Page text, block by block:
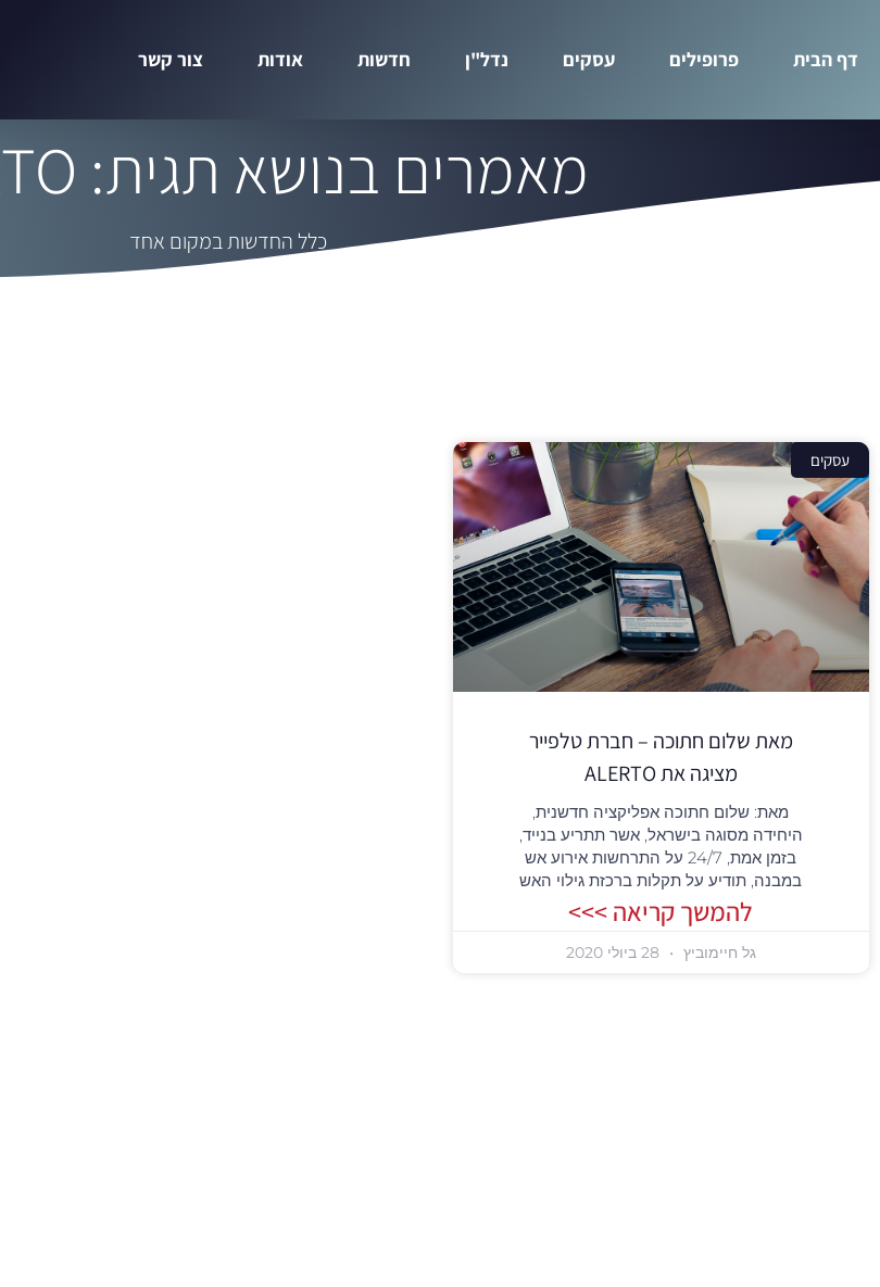
דף הבית פרופילים עסקים נדל"ן חדשות אודות צור קשר
מאמרים בנושא תגית: ALERTO
כלל החדשות במקום אחד
עסקים
מאת שלום חתוכה – חברת טלפייר
מציגה את ALERTO
מאת: שלום חתוכה אפליקציה חדשנית,
היחידה מסוגה בישראל, אשר תתריע בנייד,
בזמן אמת, 24/7 על התרחשות אירוע אש
במבנה, תודיע על תקלות ברכזת גילוי האש
להמשך קריאה >>>
גל חיימוביץ